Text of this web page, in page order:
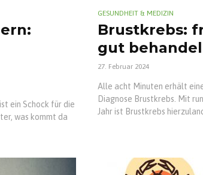
ein Schock für die
was kommt da
GESUNDHEIT & MEDIZIN
Brustkrebs:
gut
27. Februar 2024
Alle acht Minuten erhält
Diagnose Brustkrebs. Mit
Jahr ist Brustkrebs